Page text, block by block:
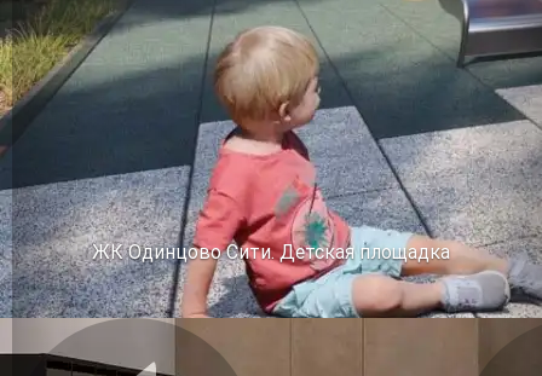
ЖК Одинцово Сити. Детская площадка